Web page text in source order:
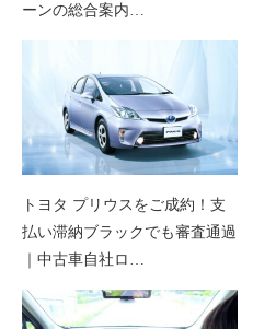
ーンの総合案内…
トヨタ プリウスをご成約！支
払い滞納ブラックでも審査通過
｜中古車自社ロ…